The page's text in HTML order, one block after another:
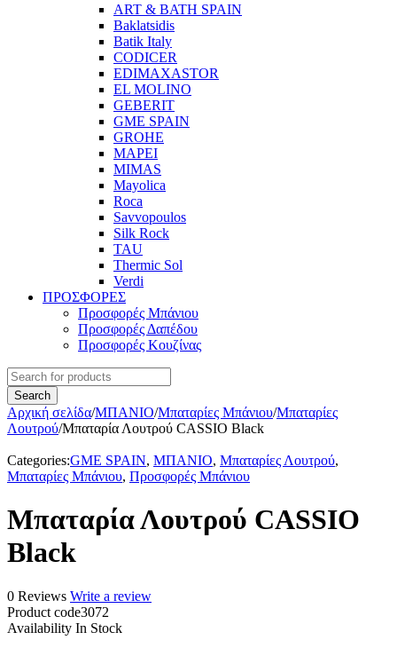
ART & BATH SPAIN
Baklatsidis
Batik Italy
CODICER
EDIMAXASTOR
EL MOLINO
GEBERIT
GME SPAIN
GROHE
MAPEI
MIMAS
Mayolica
Roca
Savvopoulos
Silk Rock
TAU
Thermic Sol
Verdi
ΠΡΟΣΦΟΡΕΣ
Προσφορές Μπάνιου
Προσφορές Δαπέδου
Προσφορές Κουζίνας
Αρχική σελίδα/ΜΠΑΝΙΟ/Μπαταρίες Μπάνιου/Μπαταρίες
Λουτρού/Μπαταρία Λουτρού CASSIO Black
Categories:GME SPAIN, ΜΠΑΝΙΟ, Μπαταρίες Λουτρού,
Μπαταρίες Μπάνιου, Προσφορές Μπάνιου
Μπαταρία Λουτρού CASSIO
Black
0 Reviews Write a review
Product code3072
Availability In Stock